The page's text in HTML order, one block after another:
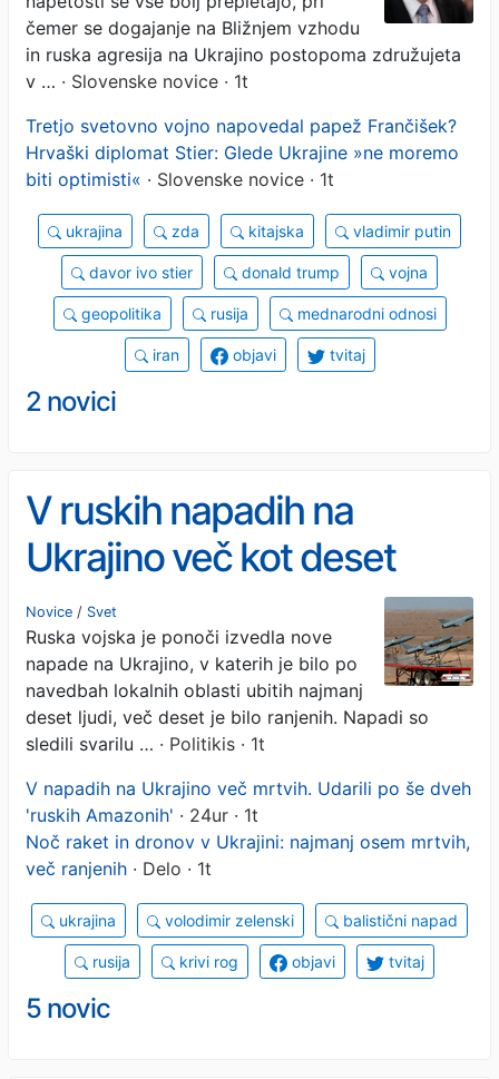
Ukrajine »ne moremo biti
optimisti«
čemer se dogajanje na Bližnjem vzhodu
in ruska agresija na Ukrajino postopoma združujeta
v … · Slovenske novice · 1t
Tretjo svetovno vojno napovedal papež Frančišek?
Hrvaški diplomat Stier: Glede Ukrajine »ne moremo
biti optimisti« · Slovenske novice · 1t
ukrajina zda kitajska vladimir putin
davor ivo stier donald trump vojna
geopolitika rusija mednarodni odnosi
iran objavi tvitaj
2 novici
V ruskih napadih na
Ukrajino več kot deset
mrtvih
Novice / Svet
Ruska vojska je ponoči izvedla nove
napade na Ukrajino, v katerih je bilo po
navedbah lokalnih oblasti ubitih najmanj
deset ljudi, več deset je bilo ranjenih. Napadi so
sledili svarilu … · Politikis · 1t
V napadih na Ukrajino več mrtvih. Udarili po še dveh
'ruskih Amazonih' · 24ur · 1t
Noč raket in dronov v Ukrajini: najmanj osem mrtvih,
več ranjenih · Delo · 1t
ukrajina volodimir zelenski balistični napad
rusija krivi rog objavi tvitaj
5 novic